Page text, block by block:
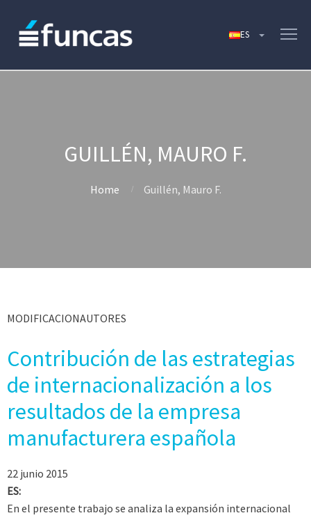
GUILLÉN, MAURO F.
Home Guillén, Mauro F.
MODIFICACIONAUTORES
Contribución de las estrategias
de internacionalización a los
resultados de la empresa
manufacturera española
22 junio 2015
ES:
En el presente trabajo se analiza la expansión internacional